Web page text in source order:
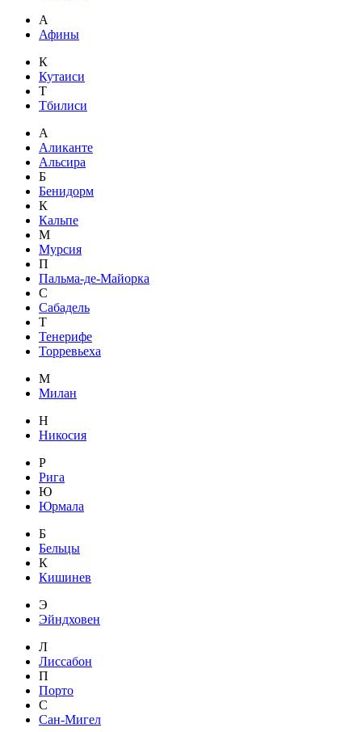
А
Афины
К
Кутаиси
Т
Тбилиси
А
Аликанте
Альсира
Б
Бенидорм
К
Кальпе
М
Мурсия
П
Пальма-де-Майорка
С
Сабадель
Т
Тенерифе
Торревьеха
М
Милан
Н
Никосия
Р
Рига
Ю
Юрмала
Б
Бельцы
К
Кишинев
Э
Эйндховен
Л
Лиссабон
П
Порто
С
Сан-Мигел